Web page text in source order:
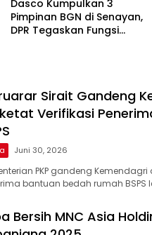
Dasco Kumpulkan 3
Pimpinan BGN di Senayan,
DPR Tegaskan Fungsi
Sirait Gandeng
Verifikasi
Juni 30, 2026
PKP gandeng
bantuan bedah rumah BSPS
Bersih MNC Asia